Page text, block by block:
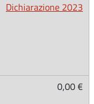
Dichiarazione 2023
0,00 €